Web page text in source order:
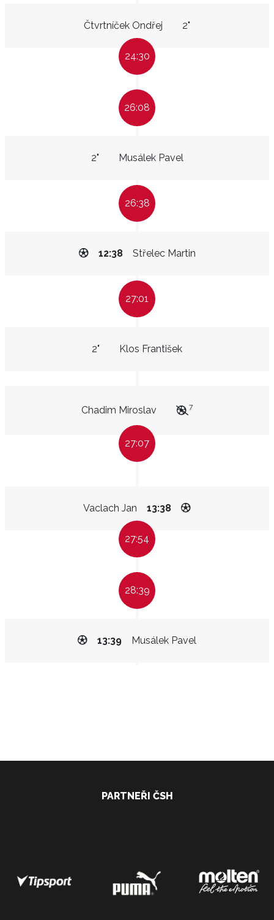
Čtvrtníček Ondřej 2"
24:30
26:08
Musálek Pavel
2"
26:38
Střelec Martin
12:38
27:01
Klos František
2"
Chadim Miroslav 7
27:07
Vaclach Jan 13:38
27:54
28:39
Musálek Pavel
13:39
PARTNEŘI ČSH